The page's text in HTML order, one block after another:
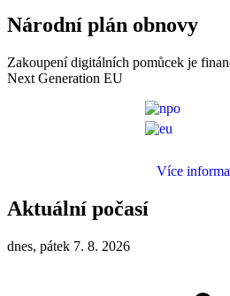
Národní plán obnovy
Zakoupení digitálních pomůcek je
Next Generation EU
Více
Aktuální počasí
dnes, pátek 7. 8. 2026